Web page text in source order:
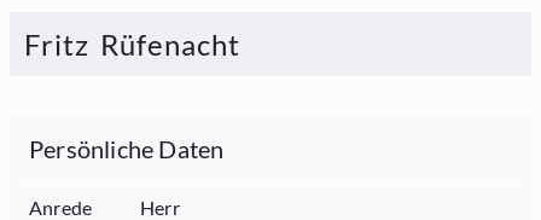
Fritz Rüfenacht
Persönliche Daten
Anrede
Herr